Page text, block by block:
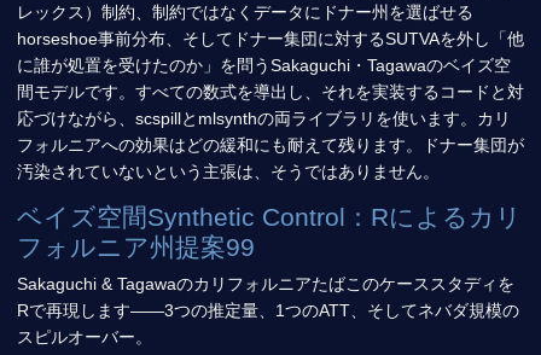
レックス）制約、制約ではなくデータにドナー州を選ばせる
horseshoe事前分布、そしてドナー集団に対するSUTVAを外し「他
に誰が処置を受けたのか」を問うSakaguchi・Tagawaのベイズ空
間モデルです。すべての数式を導出し、それを実装するコードと対
応づけながら、scspillとmlsynthの両ライブラリを使います。カリ
フォルニアへの効果はどの緩和にも耐えて残ります。ドナー集団が
汚染されていないという主張は、そうではありません。
ベイズ空間Synthetic Control：Rによるカリ
フォルニア州提案99
Sakaguchi & Tagawaのカリフォルニアたばこのケーススタディを
Rで再現します——3つの推定量、1つのATT、そしてネバダ規模の
スピルオーバー。